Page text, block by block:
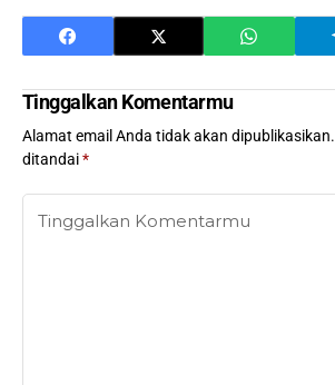
Tinggalkan Komentarmu
Alamat email Anda tidak akan dipublikasikan.
ditandai*